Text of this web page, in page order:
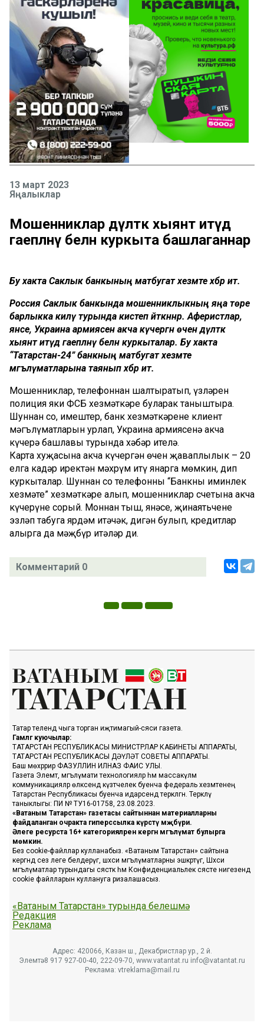
13 март 2023
Яңалыклар
Мошенниклар дәүләткә хыянәт итүдә
гаепләнү белән куркыта башлаганнар
Бу хакта Саклык банкының матбугат хезмәте хәбәр итә.
Россия Саклык банкында мошенниклыкның яңа төре
барлыкка килү турында кисәтеп әйткәннәр. Аферистлар,
янәсе, Украина армиясенә акча күчергән өчен дәүләткә
хыянәт итүдә гаепләнү белән куркыталар. Бу хакта
“Татарстан-24” банкның матбугат хезмәте
мәгълүматларына таянып хәбәр итә.
Мошенниклар, телефоннан шалтыратып, үзләрен
полиция яки ФСБ хезмәткәре буларак таныштыра.
Шуннан соң, имештер, банк хезмәткәренең клиент
мәгълүматларын урлап, Украина армиясенә акча
күчерә башлавы турында хәбәр ителә.
Карта хуҗасына акча күчергән өчен җаваплылык – 20
елга кадәр иректән мәхрүм итү янарга мөмкин, дип
куркыталар. Шуннан соң телефонны “Банкның иминлек
хезмәте” хезмәткәре алып, мошенниклар счетына акча
күчерүне сорый. Моннан тыш, янәсе, җинаятьчене
эзләп табуга ярдәм итәчәк, дигән булып, кредитлар
алырга да мәҗбүр итәләр ди.
Комментарий 0
Татар телендә чыга торган иҗтимагый-сәяси газета.
Гамәлгә куючылар:
ТАТАРСТАН РЕСПУБЛИКАСЫ МИНИСТРЛАР КАБИНЕТЫ АППАРАТЫ,
ТАТАРСТАН РЕСПУБЛИКАСЫ ДӘҮЛӘТ СОВЕТЫ АППАРАТЫ.
Баш мөхәррир ФАЗУЛЛИН ИЛНАЗ ФАИС УЛЫ.
Газета Элемтә, мәгълүмати технологияләр һәм массакүләм
коммуникацияләр өлкәсендә күзәтчелек буенча федераль хезмәтенең
Татарстан Республикасы буенча идарәсендә теркәлгән. Теркәлү
таныклыгы: ПИ № ТУ16-01758, 23.08.2023.
«Ватаным Татарстан» газетасы сайтыннан материалларны
файдаланган очракта гиперссылка күрсәтү мәҗбүри.
Әлеге ресурста 16+ категорияләренә кергән мәгълүмат булырга
мөмкин.
Без cookie-файллар кулланабыз. «Ватаным Татарстан» сайтына
кергәндә сез әлеге белдерүгә, шәхси мәгълүматларны эшкәртүгә, Шәхси
мәгълүматлар турындагы сәясәткә һәм Конфиденциальлек сәясәте нигезендә
cookie файлларын куллануга ризалашасыз.
«Ватаным Татарстан» турында белешмә
Редакция
Реклама
Адрес: 420066, Казан ш., Декабристлар ур., 2 й.
Элемтә: 8 917 927-00-40, 222-09-70, www.vatantat.ru info@vatantat.ru
Реклама: vtreklama@mail.ru